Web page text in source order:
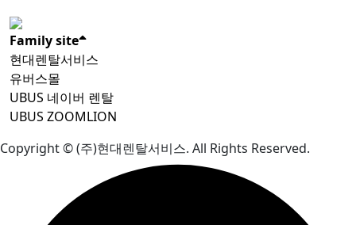
Family site
현대렌탈서비스
유버스몰
UBUS 네이버 렌탈
UBUS ZOOMLION
Copyright © (주)현대렌탈서비스. All Rights Reserved.